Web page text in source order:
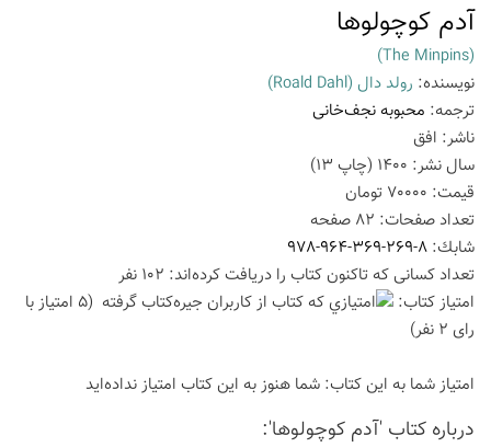
آدم کوچولوها
(The Minpins)
نویسنده: رولد دال (Roald Dahl)
ترجمه: محبوبه نجف‌خانی
ناشر: افق
سال نشر: 1400 (چاپ 13
)
قیمت: 70000 تومان
تعداد صفحات: 82 صفحه
شابك: 978-964-369-269-8
تعداد كسانی كه تاكنون كتاب را دریافت كرده‌اند: 102 نفر
امتیاز كتاب:
(5 امتیاز با
رای 2 نفر)
امتیاز شما به این كتاب: شما هنوز به این كتاب امتیاز نداده‌اید
درباره كتاب 'آدم کوچولوها':